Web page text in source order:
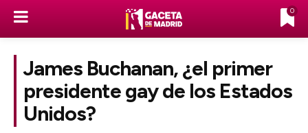
0
James Buchanan, ¿el primer
presidente gay de los Estados
Unidos?